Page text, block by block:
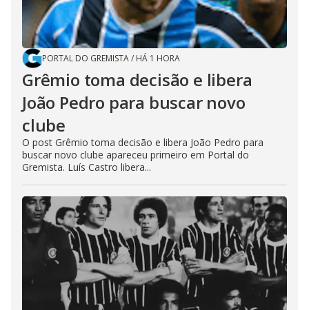
PORTAL DO GREMISTA/ HÁ 1 HORA
Grêmio toma decisão e libera
João Pedro para buscar novo
clube
O post Grêmio toma decisão e libera João Pedro para
buscar novo clube apareceu primeiro em Portal do
Gremista. Luís Castro libera...